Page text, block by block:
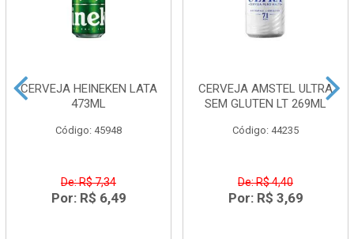
CERVEJA HEINEKEN LATA
473ML
Código: 45948
De: R$ 7,34
Por: R$ 6,49
CERVEJA AMSTEL ULTRA
SEM GLUTEN LT 269ML
Código: 44235
De: R$ 4,40
Por: R$ 3,69